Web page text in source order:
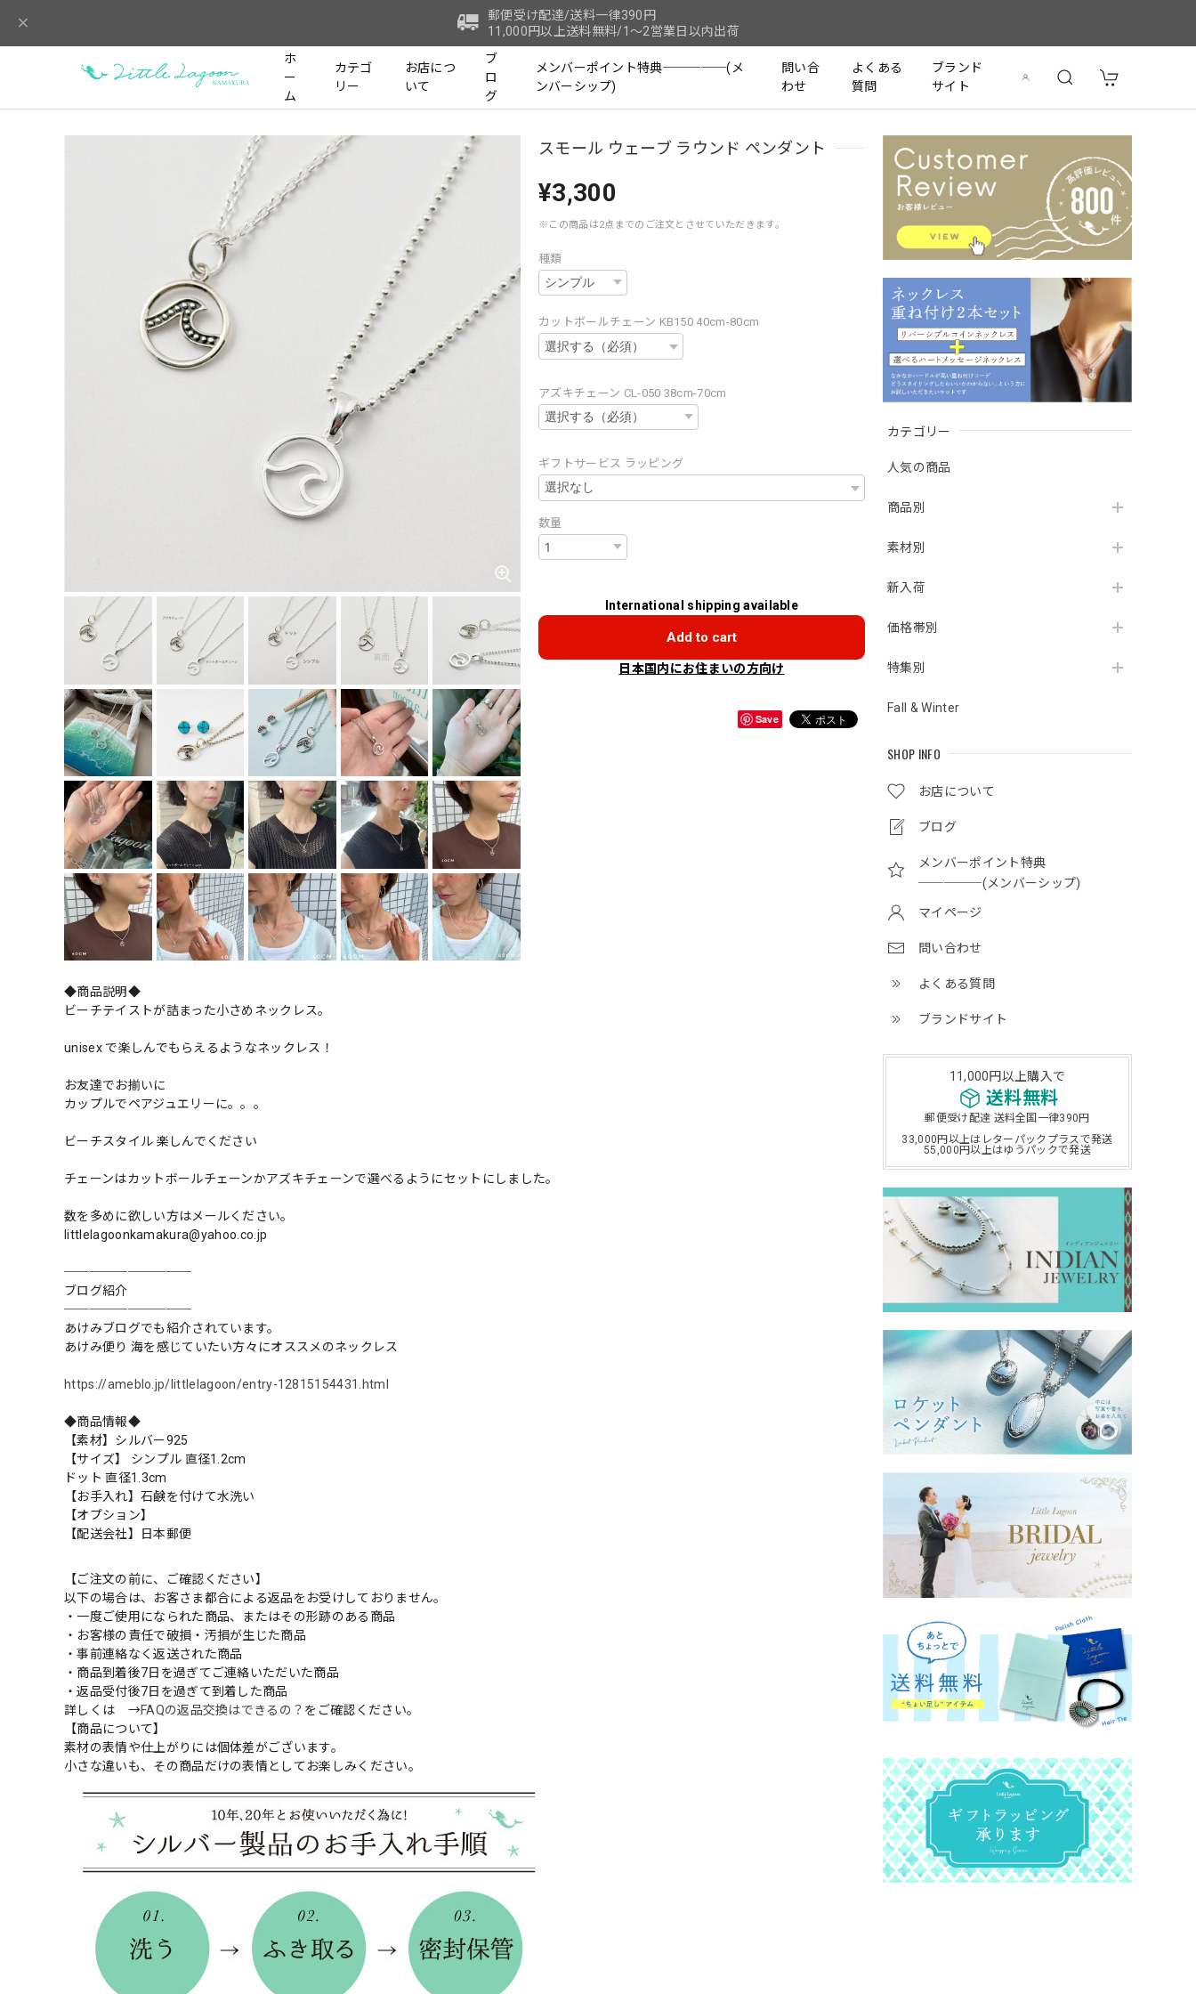
郵便受け配達/送料一律390円
11,000円以上送料無料/1～2営業日以内出荷
ホ
ー
ム
カテゴ
リー
お店につ
いて
ブ
ロ
グ
メンバーポイント特典─────(メ
ンバーシップ)
問い合
わせ
よくある
質問
ブランド
サイト
カテゴリー
人気の商品
商品別
素材別
新入荷
価格帯別
特集別
Fall & Winter
SHOP INFO
お店について
ブログ
メンバーポイント特典
─────(メンバーシップ)
マイページ
問い合わせ
よくある質問
ブランドサイト
11,000円以上購入で
送料無料
郵便受け配達 送料全国一律390円
33,000円以上はレターパックプラスで発送
55,000円以上はゆうパックで発送
スモール ウェーブ ラウンド ペンダント
¥3,300
※この商品は2点までのご注文とさせていただきます。
種類
カットボールチェーン KB150 40cm-80cm
アズキチェーン CL-050 38cm-70cm
ギフトサービス ラッピング
数量
International shipping available
Add to cart
日本国内にお住まいの方向け
Save
◆商品説明◆
ビーチテイストが詰まった小さめネックレス。
unisex で楽しんでもらえるようなネックレス！
お友達でお揃いに
カップルでペアジュエリーに。。。
ビーチスタイル 楽しんでください
チェーンはカットボールチェーンかアズキチェーンで選べるようにセットにしました。
数を多めに欲しい方はメールください。
littlelagoonkamakura@yahoo.co.jp
──────────
ブログ紹介
──────────
あけみブログでも紹介されています。
あけみ便り 海を感じていたい方々にオススメのネックレス
https://ameblo.jp/littlelagoon/entry-12815154431.html
◆商品情報◆
【素材】シルバー925
【サイズ】 シンプル 直径1.2cm
ドット 直径1.3cm
【お手入れ】石鹸を付けて水洗い
【オプション】
【配送会社】日本郵便
【ご注文の前に、ご確認ください】
以下の場合は、お客さま都合による返品をお受けしておりません。
・一度ご使用になられた商品、またはその形跡のある商品
・お客様の責任で破損・汚損が生じた商品
・事前連絡なく返送された商品
・商品到着後7日を過ぎてご連絡いただいた商品
・返品受付後7日を過ぎて到着した商品
詳しくは →FAQの返品交換はできるの？ をご確認ください。
【商品について】
素材の表情や仕上がりには個体差がございます。
小さな違いも、その商品だけの表情としてお楽しみください。